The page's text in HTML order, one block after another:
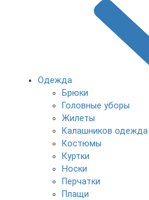
Одежда
Брюки
Головные уборы
Жилеты
Калашников одежда
Костюмы
Куртки
Носки
Перчатки
Плащи